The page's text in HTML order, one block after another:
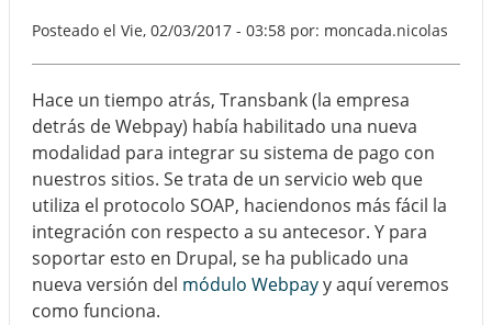
Posteado el Vie, 02/03/2017 - 03:58 por: moncada.nicolas
Hace un tiempo atrás, Transbank (la empresa
detrás de Webpay) había habilitado una nueva
modalidad para integrar su sistema de pago con
nuestros sitios. Se trata de un servicio web que
utiliza el protocolo SOAP, haciendonos más fácil la
integración con respecto a su antecesor. Y para
soportar esto en Drupal, se ha publicado una
nueva versión del módulo Webpayy aquí veremos
como funciona.